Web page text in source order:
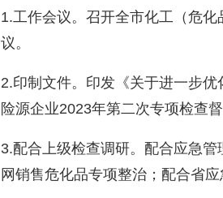
1.工作会议。召开全市化工（危
议。
2.印制文件。印发《关于进一步
险源企业2023年第二次专项检查
3.配合上级检查调研。配合应急
网销售危化品专项整治；配合省应